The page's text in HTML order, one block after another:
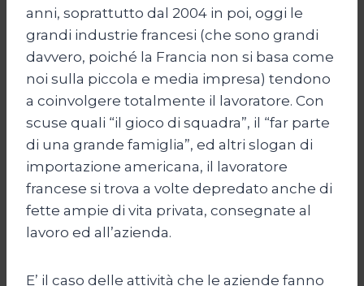
anni, soprattutto dal 2004 in poi, oggi le
grandi industrie francesi (che sono grandi
davvero, poiché la Francia non si basa come
noi sulla piccola e media impresa) tendono
a coinvolgere totalmente il lavoratore. Con
scuse quali “il gioco di squadra”, il “far parte
di una grande famiglia”, ed altri slogan di
importazione americana, il lavoratore
francese si trova a volte depredato anche di
fette ampie di vita privata, consegnate al
lavoro ed all’azienda.
E’ il caso delle attività che le aziende fanno